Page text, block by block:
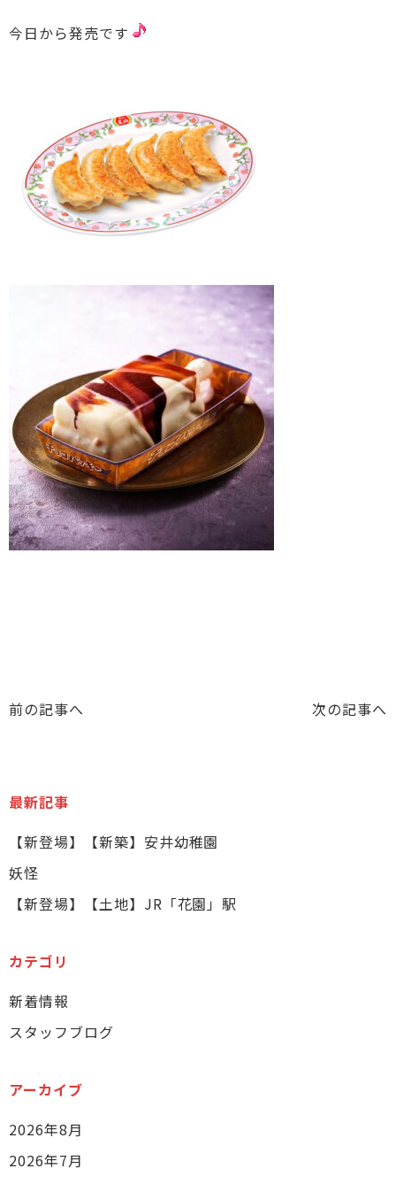
今日から発売です
前の記事へ 次の記事へ
最新記事
【新登場】【新築】安井幼稚園
妖怪
【新登場】【土地】JR「花園」駅
カテゴリ
新着情報
スタッフブログ
アーカイブ
2026年8月
2026年7月